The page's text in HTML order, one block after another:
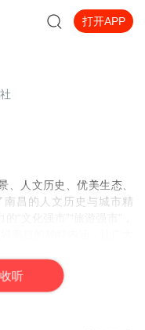
打开APP
、人文历史、优美生态、
昌的人文历史与城市精
南昌的独特内涵，让广大
”“潮玩购物”“住宿精选”五
听